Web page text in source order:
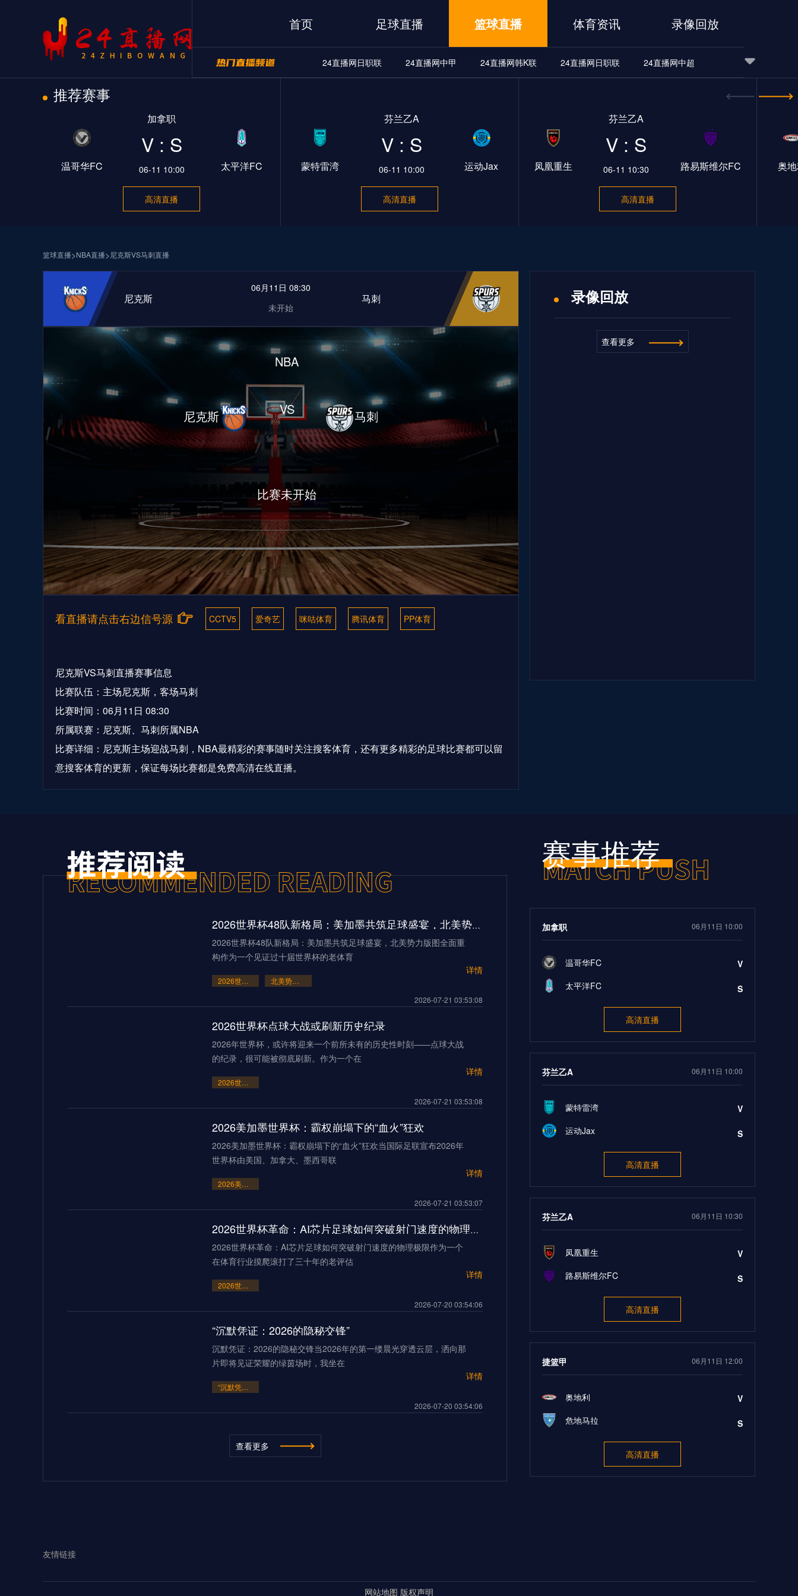
首页 足球直播 篮球直播 体育资讯 录像回放
24直播网日职联 24直播网中甲 24直播网韩K联 24直播网日职联 24直播网中超
24直播网NBA
24直播网韩K联 24直播网NBA
推荐赛事
温哥华FC
加拿职
V : S
06-11 10:00 太平洋FC
高清直播
蒙特雷湾
芬兰乙A
V : S
06-11 10:00 运动Jax
高清直播
凤凰重生
芬兰乙A
V : S
06-11 10:30 路易斯维尔FC
高清直播
奥
篮球直播>NBA直播>尼克斯VS马刺直播
尼克斯
06月11日 08:30
未开始
马刺
尼克斯
NBA
VS
比赛未开始
马刺
看直播请点击右边信号源 CCTV5 爱奇艺 咪咕体育 腾讯体育 PP体育
尼克斯VS马刺直播赛事信息
比赛队伍：主场尼克斯，客场马刺
比赛时间：06月11日 08:30
所属联赛：尼克斯、马刺所属NBA
比赛详细：尼克斯主场迎战马刺，NBA最精彩的赛事随时关注搜客体育，还有更多精彩的足球比赛都可以留
意搜客体育的更新，保证每场比赛都是免费高清在线直播。
录像回放
查看更多
2026世界杯48队新格局：美加墨共筑足球盛宴，北美势力版图全面重构
2026世界杯48队新格局：美加墨共筑足球盛宴，北美势力版图全面重
构作为一个见证过十届世界杯的老体育
详情
2026世界杯48队新格局：美加墨共筑足球盛宴
北美势力版图全面重构
2026-07-21 03:53:08
2026世界杯点球大战或刷新历史纪录
2026年世界杯，或许将迎来一个前所未有的历史性时刻——点球大战
的纪录，很可能被彻底刷新。作为一个在
详情
2026世界杯点球大战或刷新历史纪录
2026-07-21 03:53:08
2026美加墨世界杯：霸权崩塌下的“血火”狂欢
2026美加墨世界杯：霸权崩塌下的“血火”狂欢当国际足联宣布2026年
世界杯由美国、加拿大、墨西哥联
详情
2026美加墨世界杯：霸权崩塌下的“血火”狂欢
2026-07-21 03:53:07
2026世界杯革命：AI芯片足球如何突破射门速度的物理极限
2026世界杯革命：AI芯片足球如何突破射门速度的物理极限作为一个
在体育行业摸爬滚打了三十年的老评估
详情
2026世界杯革命：AI芯片足球如何突破射门速度的物理极限
2026-07-20 03:54:06
“沉默凭证：2026的隐秘交锋”
沉默凭证：2026的隐秘交锋当2026年的第一缕晨光穿透云层，洒向那
片即将见证荣耀的绿茵场时，我坐在
详情
“沉默凭证：2026的隐秘交锋”
2026-07-20 03:54:06
多伦多BMOField扩容至45,500座的世界杯声场适配性仿真分析
详情
查看更多
赛事推荐
加拿职 06月11日 10:00
温哥华FC
太平洋FC
V
S
高清直播
芬兰乙A 06月11日 10:00
蒙特雷湾
运动Jax
V
S
高清直播
芬兰乙A 06月11日 10:30
凤凰重生
路易斯维尔FC
V
S
高清直播
捷篮甲 06月11日 12:00
奥地利
危地马拉
V
S
高清直播
友情链接
网站地图 版权声明